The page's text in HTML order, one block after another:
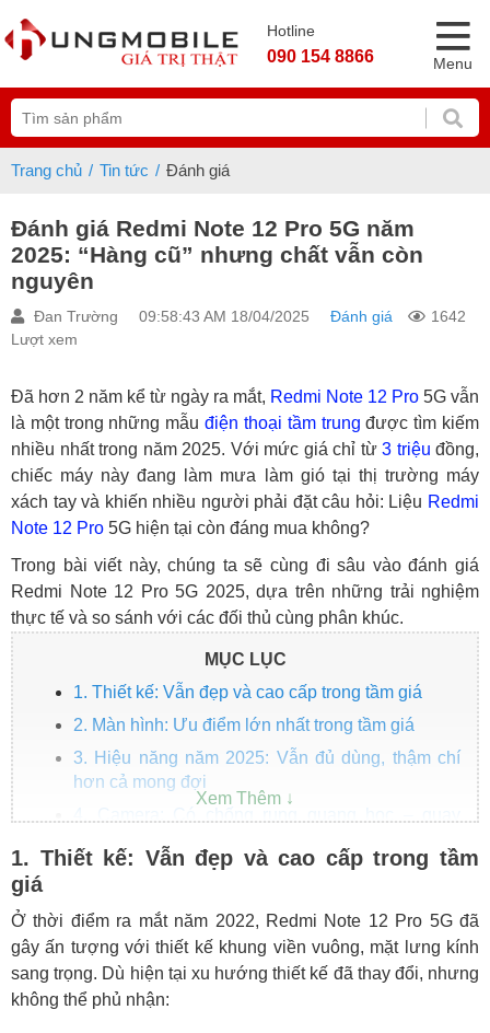
Hotline
090 154 8866 Menu
Trang chủ Tin tức Đánh giá
Đánh giá Redmi Note 12 Pro 5G năm
2025: “Hàng cũ” nhưng chất vẫn còn
nguyên
Đan Trường 09:58:43 AM 18/04/2025 Đánh giá
1642
Lượt xem
Đã hơn 2 năm kể từ ngày ra mắt, Redmi Note 12 Pro 5G vẫn
là một trong những mẫuđiện thoại tầm trung được tìm kiếm
nhiều nhất trong năm 2025. Với mức giá chỉ từ 3 triệu đồng,
chiếc máy này đang làm mưa làm gió tại thị trường máy
xách tay và khiến nhiều người phải đặt câu hỏi: Liệu Redmi
Note 12 Pro 5G hiện tại còn đáng mua không?
Trong bài viết này, chúng ta sẽ cùng đi sâu vào đánh giá
Redmi Note 12 Pro 5G 2025, dựa trên những trải nghiệm
thực tế và so sánh với các đối thủ cùng phân khúc.
MỤC LỤC
1. Thiết kế: Vẫn đẹp và cao cấp trong tầm giá
2. Màn hình: Ưu điểm lớn nhất trong tầm giá
3. Hiệu năng năm 2025: Vẫn đủ dùng, thậm chí
hơn cả mong đợi
5. Pin và sạc: Không quá trâu nhưng sạc siêu
6. Phần mềm – ROM quốc tế có tiếng Việt, dùng
như máy chính hãng
7. Một vài điểm hạn chế
1. Thiết kế: Vẫn đẹp và cao cấp trong tầm
giá
Ở thời điểm ra mắt năm 2022, Redmi Note 12 Pro 5G đã
gây ấn tượng với thiết kế khung viền vuông, mặt lưng kính
sang trọng. Dù hiện tại xu hướng thiết kế đã thay đổi, nhưng
không thể phủ nhận: